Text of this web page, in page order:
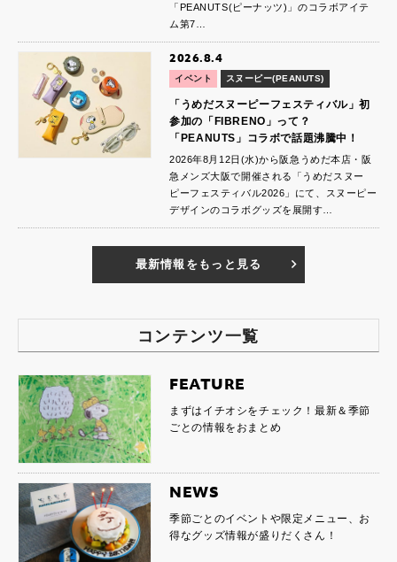
「PEANUTS(ピーナッツ)」のコラボアイテ
ム第7…
2026.8.4
イベント スヌーピー(PEANUTS)
「うめだスヌーピーフェスティバル」初
参加の「FIBRENO」って？
「PEANUTS」コラボで話題沸騰中！
2026年8月12日(水)から阪急うめだ本店・阪
急メンズ大阪で開催される「うめだスヌー
ピーフェスティバル2026」にて、スヌーピー
デザインのコラボグッズを展開す…
最新情報をもっと見る
コンテンツ一覧
FEATURE
まずはイチオシをチェック！最新＆季節
ごとの情報をおまとめ
NEWS
季節ごとのイベントや限定メニュー、お
得なグッズ情報が盛りだくさん！